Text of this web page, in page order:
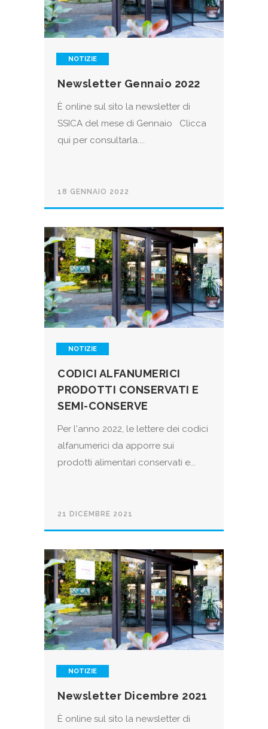
NOTIZIE
Newsletter Gennaio 2022
È online sul sito la newsletter di
SSICA del mese di Gennaio Clicca
qui per consultarla....
18 GENNAIO 2022
NOTIZIE
CODICI ALFANUMERICI
PRODOTTI CONSERVATI E
SEMI-CONSERVE
Per l'anno 2022, le lettere dei codici
alfanumerici da apporre sui
prodotti alimentari conservati e...
21 DICEMBRE 2021
NOTIZIE
Newsletter Dicembre 2021
È online sul sito la newsletter di